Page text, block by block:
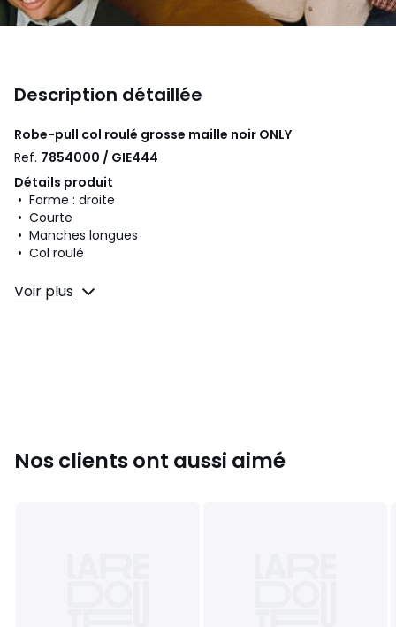
Description détaillée
Robe-pull col roulé grosse maille noir ONLY
Ref. 7854000 / GIE444
Détails produit
• Forme : droite
• Courte
• Manches longues
• Col roulé
Composition et Entretien
• 62% acrylique, 15% polyamide, 13% polyester, 7% laine, 3%
XS, S, M
Voir plus
Nos clients ont aussi aimé